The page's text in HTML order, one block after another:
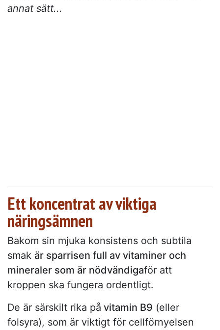
annat sätt...
Ett koncentrat av viktiga
näringsämnen
Bakom sin mjuka konsistens och subtila
smak är sparrisen full av vitaminer och
mineraler som är nödvändigaför att
kroppen ska fungera ordentligt.
De är särskilt rika på vitamin B9 (eller
folsyra), som är viktigt för cellförnyelsen